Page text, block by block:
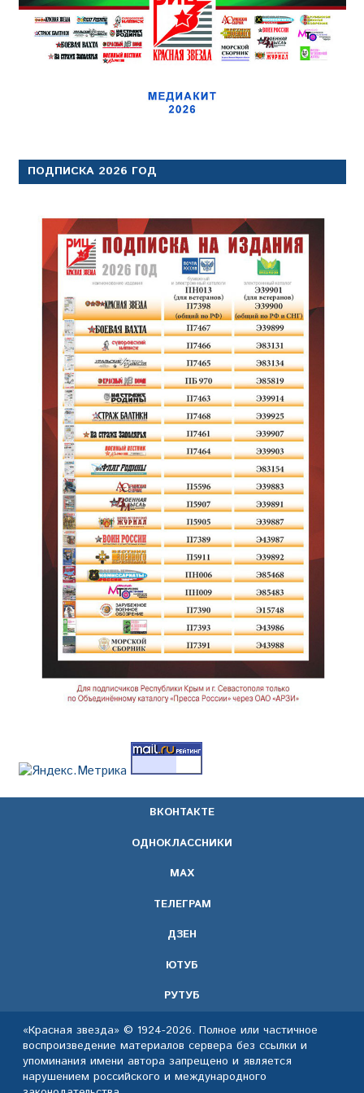
ПОДПИСКА 2026 ГОД
ВКОНТАКТЕ
ОДНОКЛАССНИКИ
МАХ
ТЕЛЕГРАМ
ДЗЕН
ЮТУБ
РУТУБ
«Красная звезда» © 1924-2026. Полное или частичное
воспроизведение материалов сервера без ссылки и
упоминания имени автора запрещено и является
нарушением российского и международного